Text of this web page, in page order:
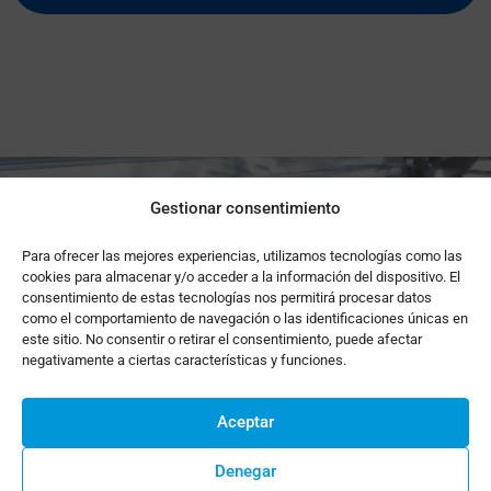
Gestionar consentimiento
Para ofrecer las mejores experiencias, utilizamos tecnologías como las
cookies para almacenar y/o acceder a la información del dispositivo. El
consentimiento de estas tecnologías nos permitirá procesar datos
como el comportamiento de navegación o las identificaciones únicas en
este sitio. No consentir o retirar el consentimiento, puede afectar
negativamente a ciertas características y funciones.
Aceptar
Denegar
Faites confiance à